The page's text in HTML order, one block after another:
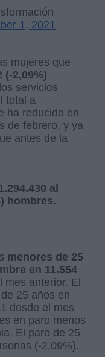
1, 2021
mujeres que
(-2,09%)
servicios
total a
ha reducido en
de febrero, y ya
antes de la
al
hombres.
menores de 25
en 11.554
mes anterior. El
25 años en
desde el mes
en paro menos
El paro de 25
(-2,09%).